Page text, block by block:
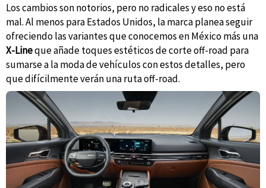
Los cambios son notorios, pero no radicales y eso no está
mal. Al menos para Estados Unidos, la marca planea seguir
ofreciendo las variantes que conocemos en México más una
X-Lineque añade toques estéticos de corte off-road para
sumarse a la moda de vehículos con estos detalles, pero
que difícilmente verán una ruta off-road.